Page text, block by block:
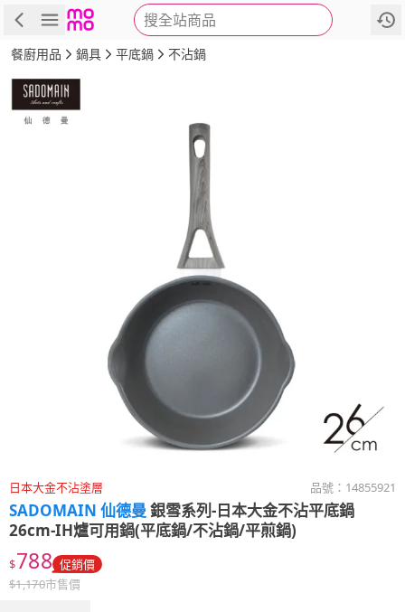
搜全站商品
商品 評價 詳情
餐廚用品 鍋具 平底鍋 不沾鍋
日本大金不沾塗層 品號： 14855921
SADOMAIN 仙德曼 銀雪系列-日本大金不沾平底鍋
26cm-IH爐可用鍋(平底鍋/不沾鍋/平煎鍋)
$788 促銷價
$1,170市售價